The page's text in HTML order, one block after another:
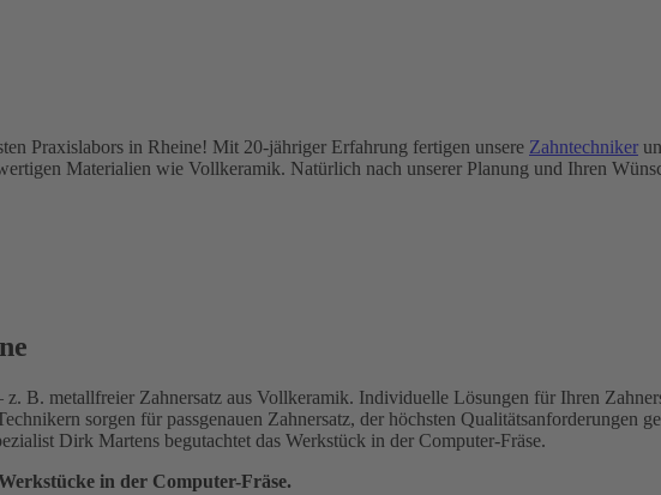
Praxislabors in Rheine! Mit 20-jähriger Erfahrung fertigen unsere Zahntechniker
Materialien wie Vollkeramik. Natürlich nach unserer Planung und Ihren
B. metallfreier Zahnersatz aus Vollkeramik. Individuelle Lösungen für Ihren
sorgen für passgenauen Zahnersatz, der höchsten Qualitätsanforderungen
in der Computer-Fräse.